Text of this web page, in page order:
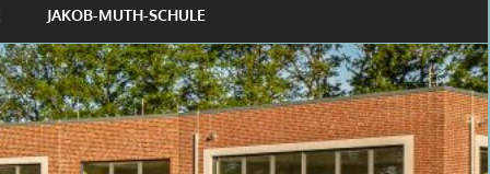
JAKOB-MUTH-SCHULE